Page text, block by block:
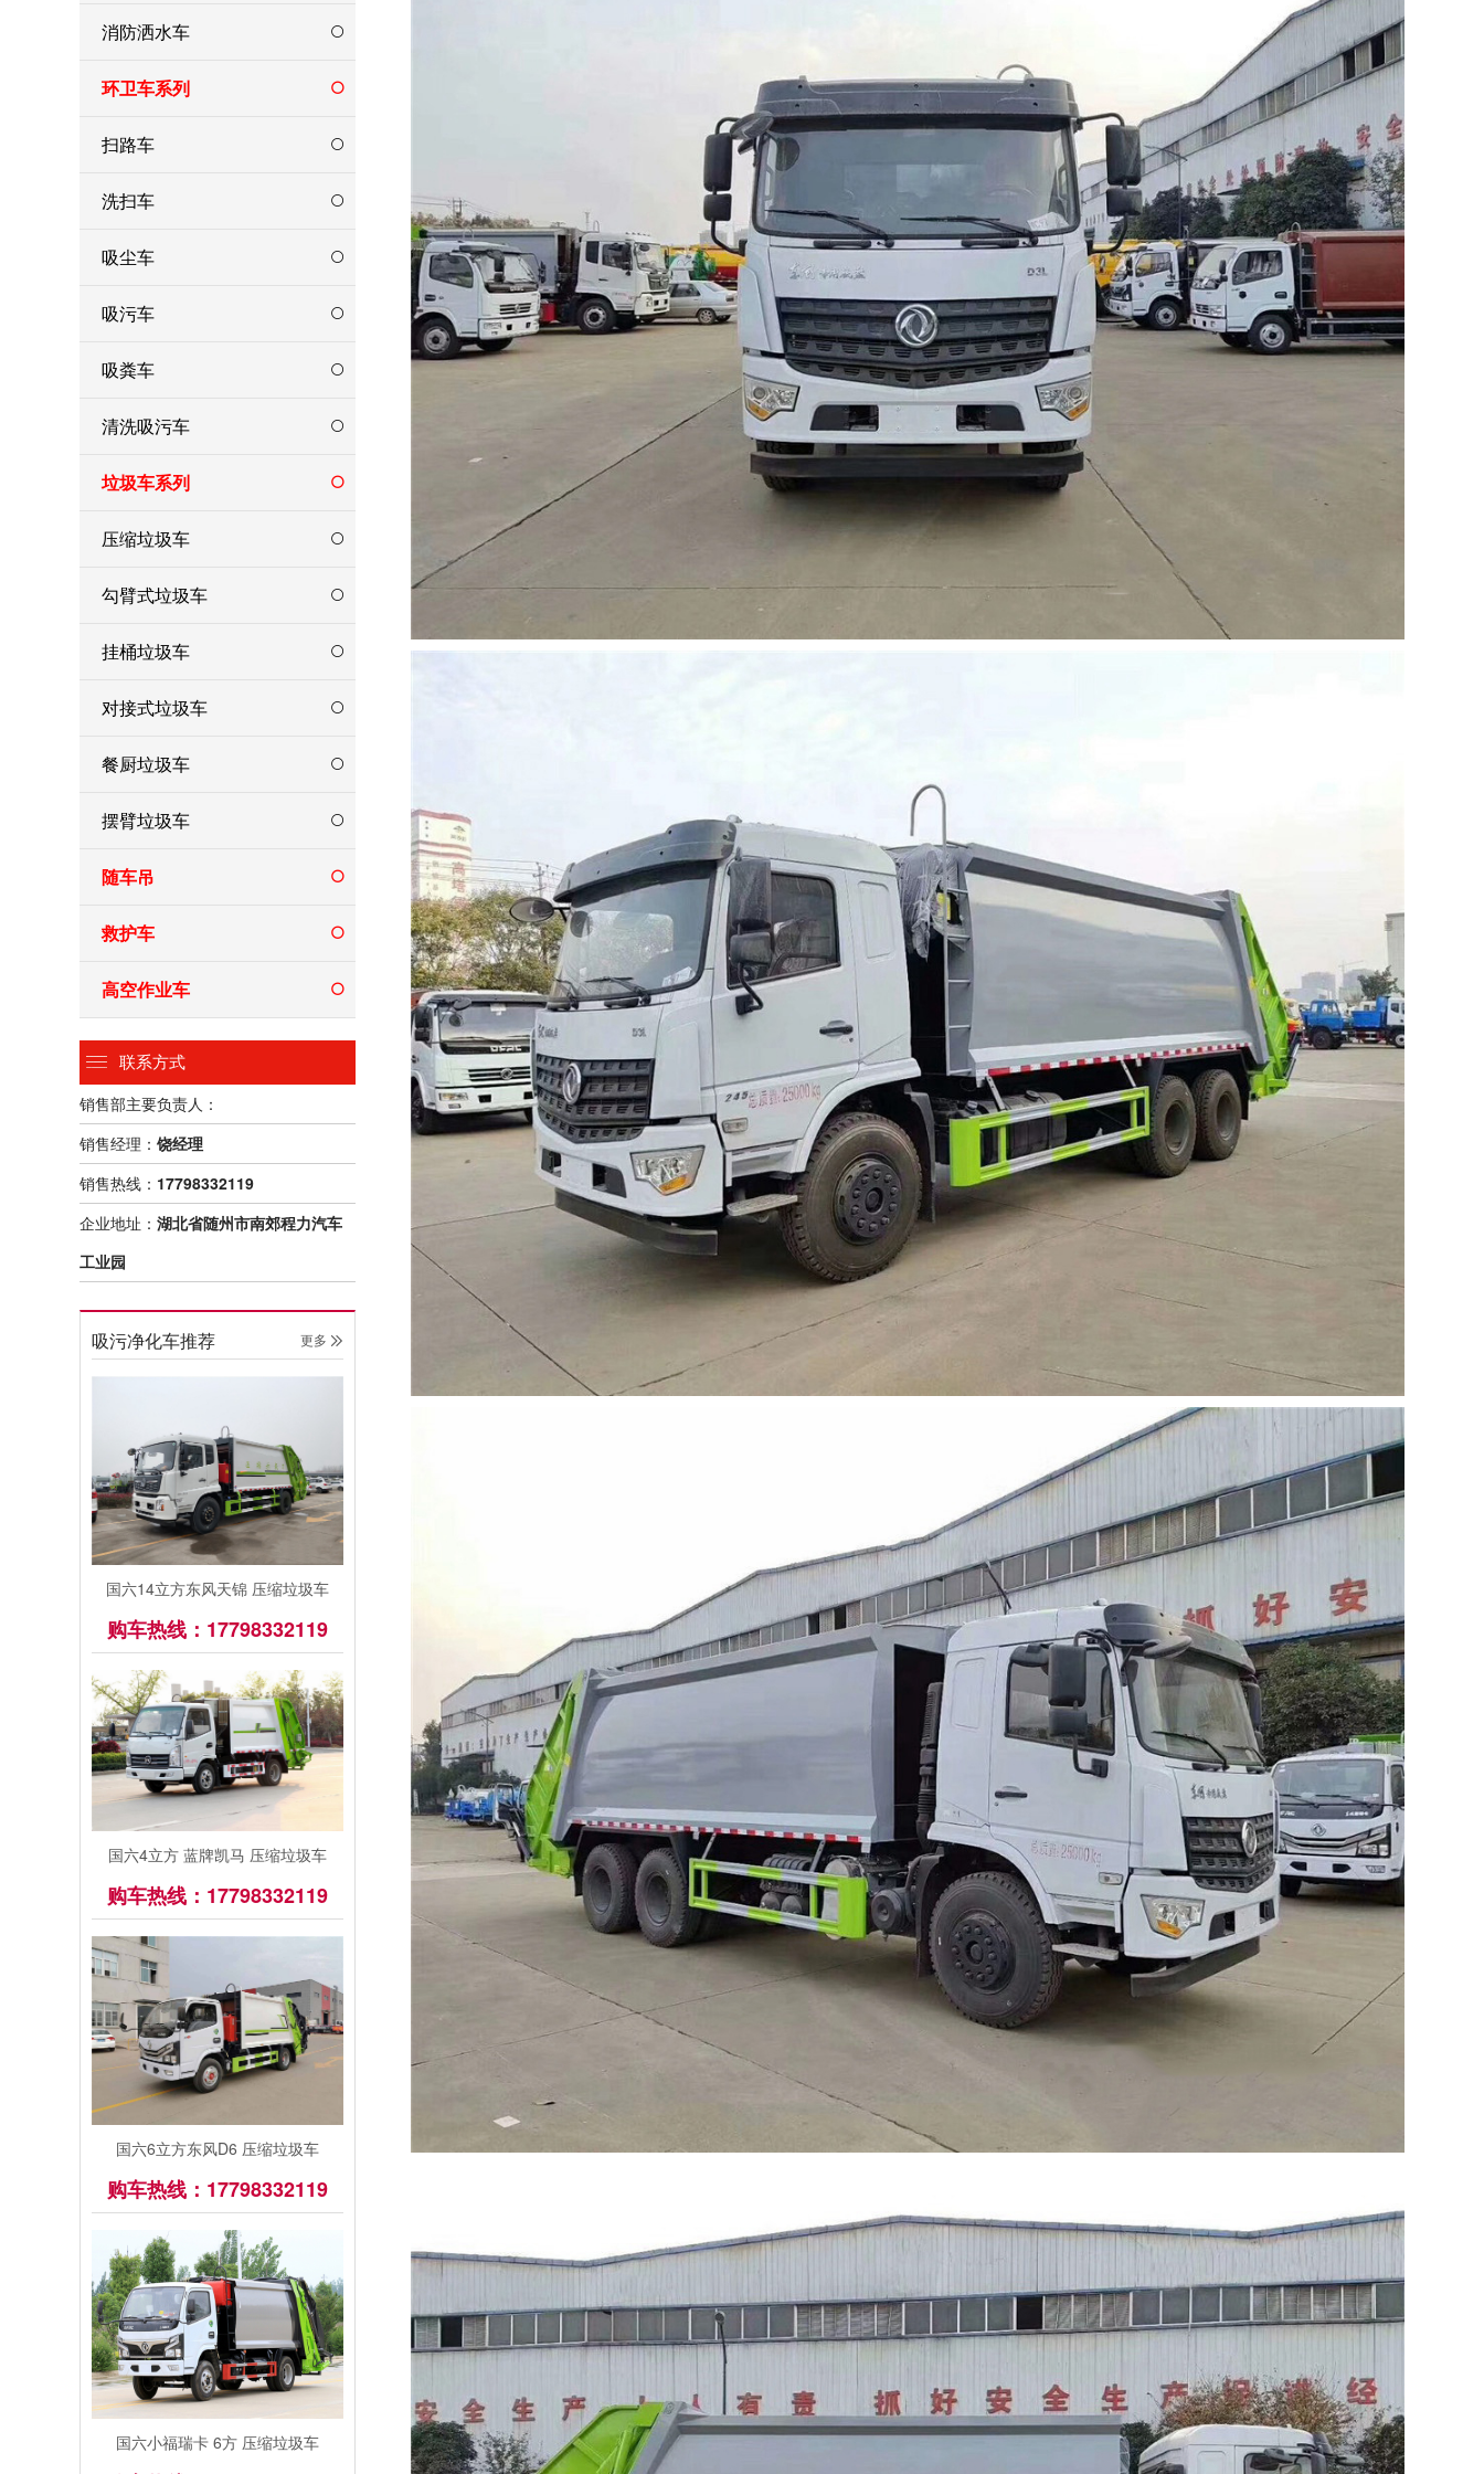
消防洒水车
环卫车系列
扫路车
洗扫车
吸尘车
吸污车
吸粪车
清洗吸污车
垃圾车系列
压缩垃圾车
勾臂式垃圾车
挂桶垃圾车
对接式垃圾车
餐厨垃圾车
摆臂垃圾车
随车吊
救护车
高空作业车
联系方式
销售部主要负责人：
销售经理： 饶经理
销售热线： 17798332119
企业地址： 湖北省随州市南郊程力汽车
工业园
吸污净化车推荐 更多 
国六14立方东风天锦 压缩垃圾车
购车热线：17798332119
国六4立方 蓝牌凯马 压缩垃圾车
购车热线：17798332119
国六6立方东风D6 压缩垃圾车
购车热线：17798332119
国六小福瑞卡 6方 压缩垃圾车